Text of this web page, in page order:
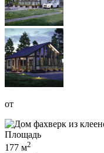
от
Площадь
177 м2